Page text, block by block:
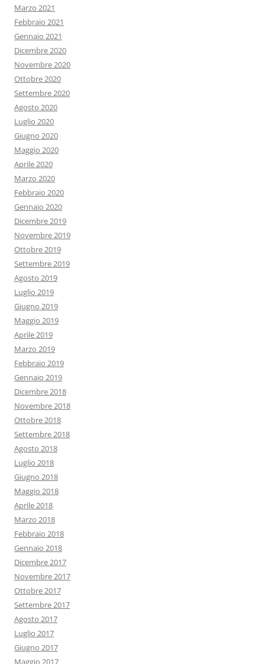
Marzo 2021
Febbraio 2021
Gennaio 2021
Dicembre 2020
Novembre 2020
Ottobre 2020
Settembre 2020
Agosto 2020
Luglio 2020
Giugno 2020
Maggio 2020
Aprile 2020
Marzo 2020
Febbraio 2020
Gennaio 2020
Dicembre 2019
Novembre 2019
Ottobre 2019
Settembre 2019
Agosto 2019
Luglio 2019
Giugno 2019
Maggio 2019
Aprile 2019
Marzo 2019
Febbraio 2019
Gennaio 2019
Dicembre 2018
Novembre 2018
Ottobre 2018
Settembre 2018
Agosto 2018
Luglio 2018
Giugno 2018
Maggio 2018
Aprile 2018
Marzo 2018
Febbraio 2018
Gennaio 2018
Dicembre 2017
Novembre 2017
Ottobre 2017
Settembre 2017
Agosto 2017
Luglio 2017
Giugno 2017